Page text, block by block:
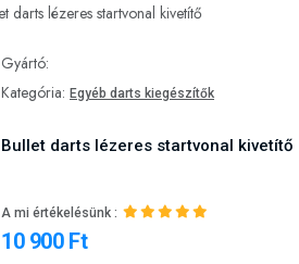
Gyártó:
Kategória: Egyéb darts kiegészítők
Bullet darts lézeres startvonal kivetítő
A mi értékelésünk :
10 900 Ft